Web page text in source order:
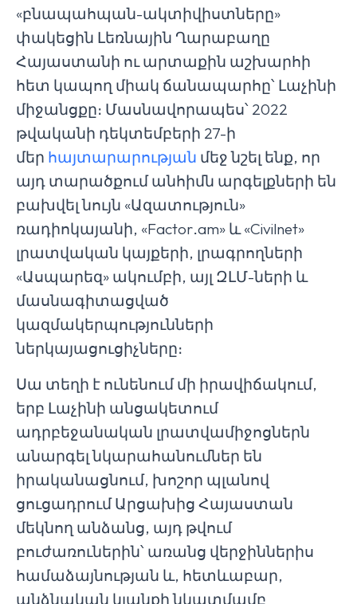
«բնապահպան-ակտիվիստները»
փակեցին Լեռնային Ղարաբաղը
Հայաստանի ու արտաքին աշխարհի
հետ կապող միակ ճանապարհը՝ Լաչինի
միջանցքը։ Մասնավորապես՝ 2022
թվականի դեկտեմբերի 27-ի
մեր հայտարարության մեջ նշել ենք, որ
այդ տարածքում անհիմն արգելքների են
բախվել նույն «Ազատություն»
ռադիոկայանի, «Factor․am» և «Civilnet»
լրատվական կայքերի, լրագրողների
«Ասպարեզ» ակումբի, այլ ԶԼՄ-ների և
մասնագիտացված
կազմակերպությունների
ներկայացուցիչները։
Սա տեղի է ունենում մի իրավիճակում,
երբ Լաչինի անցակետում
ադրբեջանական լրատվամիջոցներն
անարգել նկարահանումներ են
իրականացնում, խոշոր պլանով
ցուցադրում Արցախից Հայաստան
մեկնող անձանց, այդ թվում
բուժառուներին՝ առանց վերջիններիս
համաձայնության և, հետևաբար,
անձնական կյանքի նկատմամբ